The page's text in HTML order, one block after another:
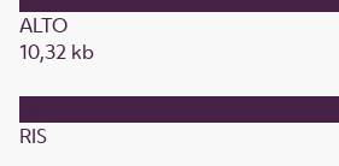
ALTO
10,32 kb
RIS